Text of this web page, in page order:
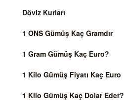
Döviz Kurları
1 ONS Gümüş Kaç Gramdır
1 Gram Gümüş Kaç Euro?
1 Kilo Gümüş Fiyatı Kaç Euro
1 Kilo Gümüş Kaç Dolar Eder?